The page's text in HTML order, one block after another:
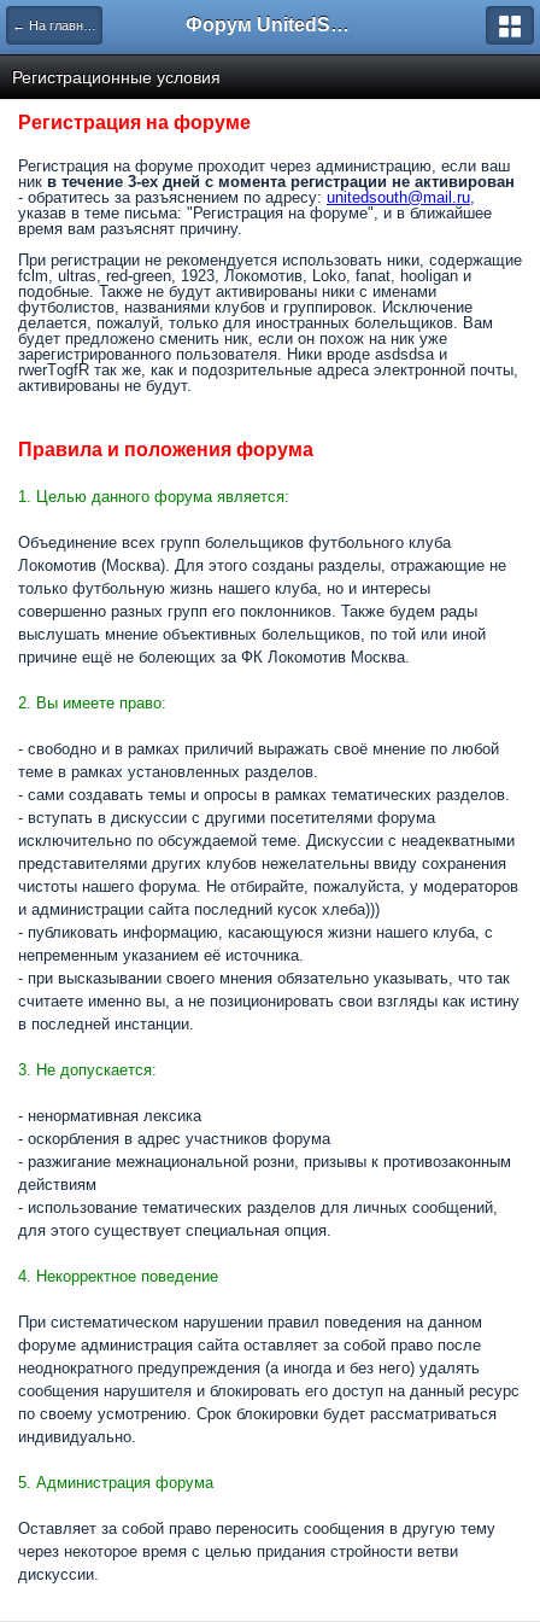
← На главную Форум UnitedSouth
Регистрационные условия
Регистрация на форуме
Регистрация на форуме проходит через администрацию, если ваш
ник в течение 3-ех дней с момента регистрации не активирован
- обратитесь за разъяснением по адресу: unitedsouth@mail.ru,
указав в теме письма: "Регистрация на форуме", и в ближайшее
время вам разъяснят причину.
При регистрации не рекомендуется использовать ники, содержащие
fclm, ultras, red-green, 1923, Локомотив, Loko, fanat, hooligan и
подобные. Также не будут активированы ники с именами
футболистов, названиями клубов и группировок. Исключение
делается, пожалуй, только для иностранных болельщиков. Вам
будет предложено сменить ник, если он похож на ник уже
зарегистрированного пользователя. Ники вроде asdsdsa и
rwerTоgfR так же, как и подозрительные адреса электронной почты,
активированы не будут.
Правила и положения форума
1. Целью данного форума является:
Объединение всех групп болельщиков футбольного клуба
Локомотив (Москва). Для этого созданы разделы, отражающие не
только футбольную жизнь нашего клуба, но и интересы
совершенно разных групп его поклонников. Также будем рады
выслушать мнение объективных болельщиков, по той или иной
причине ещё не болеющих за ФК Локомотив Москва.
2. Вы имеете право:
- свободно и в рамках приличий выражать своё мнение по любой
теме в рамках установленных разделов.
- сами создавать темы и опросы в рамках тематических разделов.
- вступать в дискуссии с другими посетителями форума
исключительно по обсуждаемой теме. Дискуссии с неадекватными
представителями других клубов нежелательны ввиду сохранения
чистоты нашего форума. Не отбирайте, пожалуйста, у модераторов
и администрации сайта последний кусок хлеба)))
- публиковать информацию, касающуюся жизни нашего клуба, с
непременным указанием её источника.
- при высказывании своего мнения обязательно указывать, что так
считаете именно вы, а не позиционировать свои взгляды как истину
в последней инстанции.
3. Не допускается:
- ненормативная лексика
- оскорбления в адрес участников форума
- разжигание межнациональной розни, призывы к противозаконным
действиям
- использование тематических разделов для личных сообщений,
для этого существует специальная опция.
4. Некорректное поведение
При систематическом нарушении правил поведения на данном
форуме администрация сайта оставляет за собой право после
неоднократного предупреждения (а иногда и без него) удалять
сообщения нарушителя и блокировать его доступ на данный ресурс
по своему усмотрению. Срок блокировки будет рассматриваться
индивидуально.
5. Администрация форума
Оставляет за собой право переносить сообщения в другую тему
через некоторое время с целью придания стройности ветви
дискуссии.